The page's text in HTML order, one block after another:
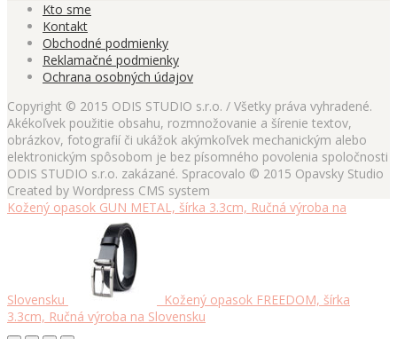
Kto sme
Kontakt
Obchodné podmienky
Reklamačné podmienky
Ochrana osobných údajov
Copyright © 2015 ODIS STUDIO s.r.o. / Všetky práva vyhradené.
Akékoľvek použitie obsahu, rozmnožovanie a šírenie textov,
obrázkov, fotografií či ukážok akýmkoľvek mechanickým alebo
elektronickým spôsobom je bez písomného povolenia spoločnosti
ODIS STUDIO s.r.o. zakázané. Spracovalo © 2015 Opavsky Studio
Created by Wordpress CMS system
Kožený opasok GUN METAL, šírka 3.3cm, Ručná výroba na
Slovensku
Kožený opasok FREEDOM, šírka
3.3cm, Ručná výroba na Slovensku